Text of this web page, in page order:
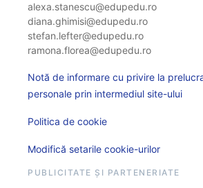
alexa.stanescu@edupedu.ro
diana.ghimisi@edupedu.ro
stefan.lefter@edupedu.ro
ramona.florea@edupedu.ro
Notă de informare cu privire la
personale prin intermediul site-ului
Politica de cookie
Modifică setarile cookie-urilor
PUBLICITATE ȘI PARTENERIATE